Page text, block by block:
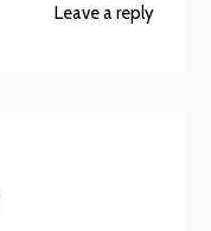
Leave a reply